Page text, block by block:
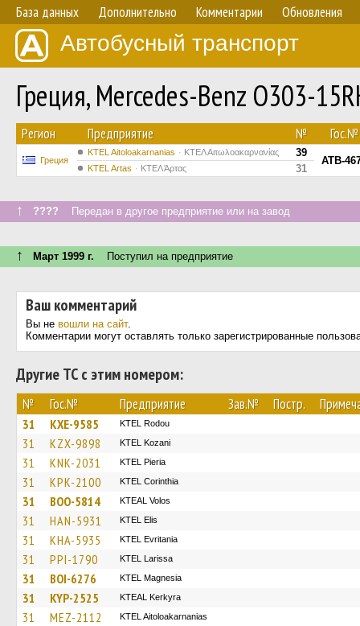
База данных Дополнительно Комментарии Обновления
Автобусный транспорт
Греция, Mercedes-Benz O303-
Регион Предприятие № Гос.№
Греция
KTEL Aitoloakarnanias ΚΤΕΛ Αιτωλοακαρνανίας 39
ATB-
KTEL Artas ΚΤΕΛ Άρτας 31
↑ ???? Передан в другое предприятие или на завод
↑ Март 1999 г. Поступил на предприятие
Ваш комментарий
Вы не вошли на сайт.
Комментарии могут оставлять только зарегистрированные
Другие ТС с этим номером:
№ Гос.№ Предприятие Зав.№ Постр.
31 KXE-9585 ΚΤΕL Rodou
31 KZX-9898 ΚΤΕL Kozani
31 KNK-2031 KTEL Pieria
31 KPK-2100 KTEL Corinthia
31 BOO-5814 KTEAL Volos
31 HAN-5931 KTEL Elis
31 KHA-5935 ΚΤΕL Evritania
31 PPI-1790 KTEL Larissa
31 BOI-6276 ΚΤΕL Magnesia
31 KYP-2525 KTEAL Kerkyra
31 MEZ-2112 KTEL Aitoloakarnanias